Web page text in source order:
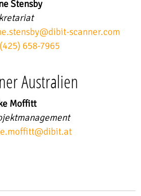
Stensby
@dibit-scanner.com
658-7965
Australien
Moffitt
@dibit.at